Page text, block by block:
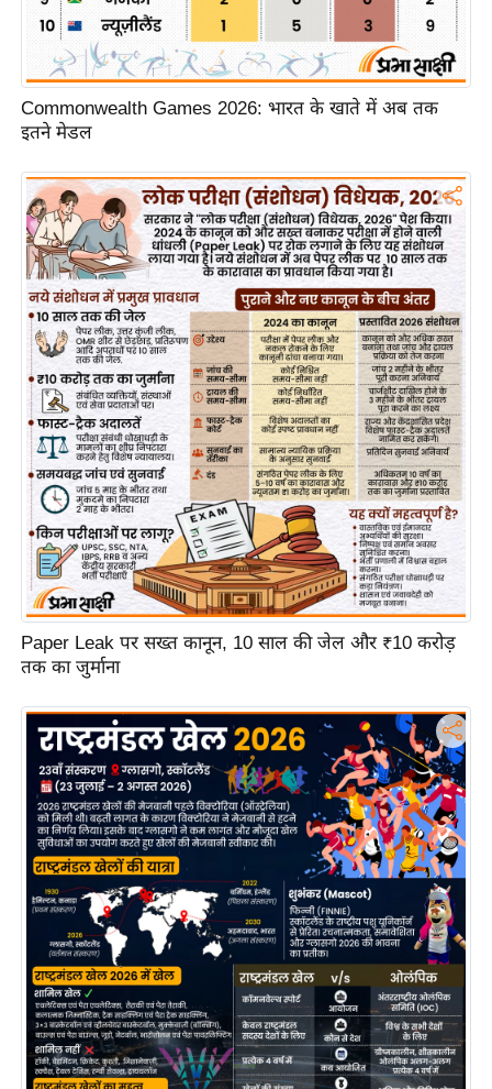
श
न
घ
रे
लू
नु
स्खे
प
र्य
ट
न
स्थ
ल
फि
ट
ने
स
मं
त्रा
रि
ले
शि
रा
ज
नी
ति
श्ले
ष
ण
स
Commonwealth Games 2026: भारत के खाते में अब तक
इतने मेडल
Paper Leak पर सख्त कानून, 10 साल की जेल और ₹10 करोड़
तक का जुर्माना